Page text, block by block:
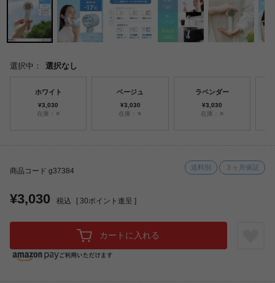
選択中： 選択なし
ホワイト
¥3,030
在庫：✕
ベージュ
¥3,030
在庫：✕
ラベンダー
¥3,030
在庫：✕
商品コード g37384 送料別 ３ヶ月保証
¥3,030 税込 [ 30ポイント進呈 ]
カートに入れる